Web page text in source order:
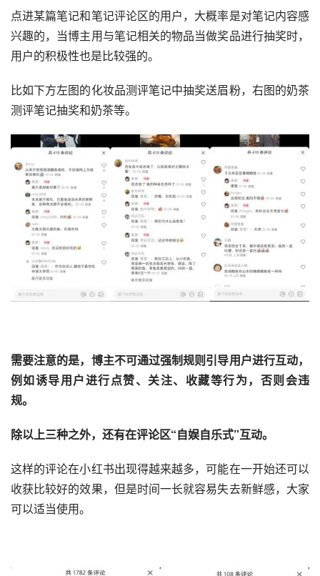
点进某篇笔记和笔记评论区的用户，大概率是对笔记内容感
兴趣的，当博主用与笔记相关的物品当做奖品进行抽奖时，
用户的积极性也是比较强的。
比如下方左图的化妆品测评笔记中抽奖送眉粉，右图的奶茶
测评笔记抽奖和奶茶等。
需要注意的是，博主不可通过强制规则引导用户进行互动，
例如诱导用户进行点赞、关注、收藏等行为，否则会违
规。
除以上三种之外，还有在评论区“自娱自乐式”互动。
这样的评论在小红书出现得越来越多，可能在一开始还可以
收获比较好的效果，但是时间一长就容易失去新鲜感，大家
可以适当使用。